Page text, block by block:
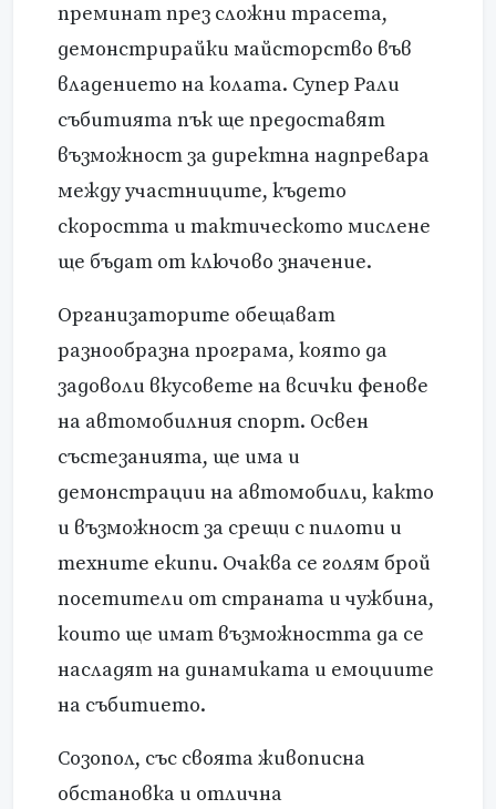
преминат през сложни трасета,
демонстрирайки майсторство във
владението на колата. Супер Рали
събитията пък ще предоставят
възможност за директна надпревара
между участниците, където
скоростта и тактическото мислене
ще бъдат от ключово значение.
Организаторите обещават
разнообразна програма, която да
задоволи вкусовете на всички фенове
на автомобилния спорт. Освен
състезанията, ще има и
демонстрации на автомобили, както
и възможност за срещи с пилоти и
техните екипи. Очаква се голям брой
посетители от страната и чужбина,
които ще имат възможността да се
насладят на динамиката и емоциите
на събитието.
Созопол, със своята живописна
обстановка и отлична